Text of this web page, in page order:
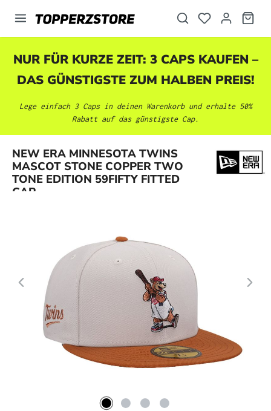
springen
NUR FÜR KURZE ZEIT: 3 CAPS KAUFEN –
DAS GÜNSTIGSTE ZUM HALBEN PREIS!
Lege einfach 3 Caps in deinen Warenkorb und erhalte 50%
Rabatt auf das günstigste Cap.
NEW ERA MINNESOTA TWINS
MASCOT STONE COPPER TWO
TONE EDITION 59FIFTY FITTED
CAP
Bildergalerie überspringen